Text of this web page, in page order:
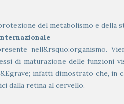
del metabolismo e
nell&rsquo;organismo.
di maturazione delle funzioni
infatti dimostrato che,
dalla retina al cervello.